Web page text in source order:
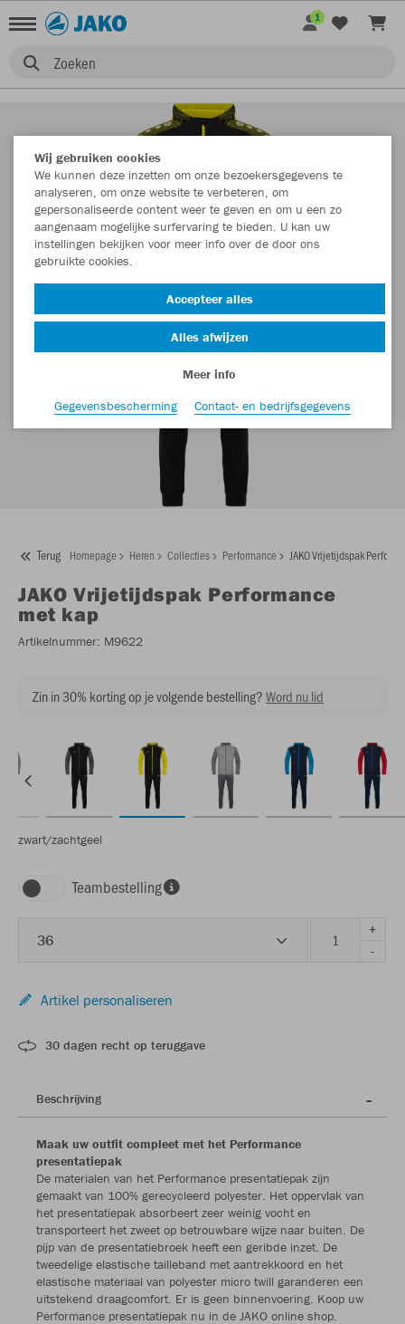
Zoeken
1
Terug Homepage Heren Collecties Performance JAKO Vrijetijdspak
JAKO Vrijetijdspak Performance
met kap
Artikelnummer: M9622
Zin in 30% korting op je volgende bestelling?Word nu lid
zwart/zachtgeel
Teambestelling
36
+
-
Artikel personaliseren
30 dagen recht op teruggave
Beschrijving
Maak uw outfit compleet met het Performance
presentatiepak
De materialen van het Performance presentatiepak zijn
gemaakt van 100% gerecycleerd polyester. Het oppervlak van
het presentatiepak absorbeert zeer weinig vocht en
transporteert het zweet op betrouwbare wijze naar buiten. De
pijp van de presentatiebroek heeft een geribde inzet. De
tweedelige elastische tailleband met aantrekkoord en het
elastische materiaal van polyester micro twill garanderen een
uitstekend draagcomfort. Er is geen binnenvoering. Koop uw
Performance presentatiepak nu in de JAKO online shop.
Wij gebruiken cookies
We kunnen deze inzetten om onze bezoekersgegevens te
analyseren, om onze website te verbeteren, om
gepersonaliseerde content weer te geven en om u een zo
aangenaam mogelijke surfervaring te bieden. U kan uw
instellingen bekijken voor meer info over de door ons
gebruikte cookies.
Accepteer alles
Alles afwijzen
Meer info
Gegevensbescherming
Contact- en bedrijfsgegevens